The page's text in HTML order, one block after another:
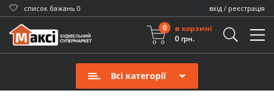
cписок бажань 0 вхід / реєстрація
0
в корзині
0 грн.
Всі категорії